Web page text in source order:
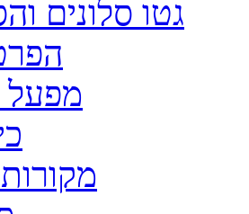
גטו סלונים
מפעל